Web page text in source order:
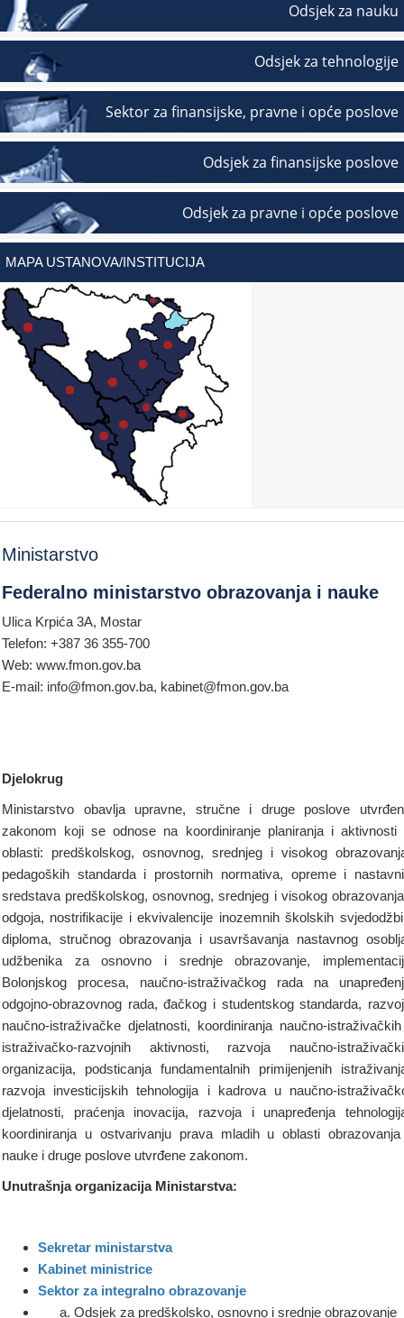
Odsjek za nauku
Odsjek za tehnologije
Sektor za finansijske, pravne i opće poslove
Odsjek za finansijske poslove
Odsjek za pravne i opće poslove
MAPA USTANOVA/INSTITUCIJA
Ministarstvo
Federalno ministarstvo obrazovanja i nauke
Ulica Krpića 3A, Mostar
Telefon: +387 36 355-700
Web: www.fmon.gov.ba
E-mail: info@fmon.gov.ba, kabinet@fmon.gov.ba
Djelokrug
Ministarstvo obavlja upravne, stručne i druge poslove
zakonom koji se odnose na koordiniranje planiranja i aktivnosti
oblasti: predškolskog, osnovnog, srednjeg i visokog
pedagoških standarda i prostornih normativa, opreme i
sredstava predškolskog, osnovnog, srednjeg i visokog
odgoja, nostrifikacije i ekvivalencije inozemnih školskih
diploma, stručnog obrazovanja i usavršavanja nastavnog
udžbenika za osnovno i srednje obrazovanje,
Bolonjskog procesa, naučno-istraživačkog rada na
odgojno-obrazovnog rada, đačkog i studentskog standarda,
naučno-istraživačke djelatnosti, koordiniranja naučno-
istraživačko-razvojnih aktivnosti, razvoja naučno-
organizacija, podsticanja fundamentalnih primijenjenih
razvoja investicijskih tehnologija i kadrova u naučno-
djelatnosti, praćenja inovacija, razvoja i unapređenja
koordiniranja u ostvarivanju prava mladih u oblasti
nauke i druge poslove utvrđene zakonom.
Unutrašnja organizacija Ministarstva:
Sekretar ministarstva
Kabinet ministrice
Sektor za integralno obrazovanje
Odsjek za predškolsko, osnovno i srednje obrazovanje